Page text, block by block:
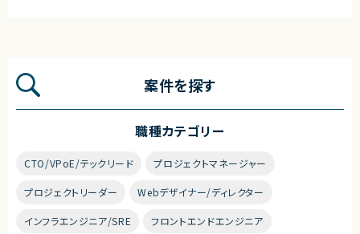
案件を探す
職種カテゴリー
CTO/VPoE/テックリード プロジェクトマネージャー
プロジェクトリーダー Webデザイナー/ディレクター
インフラエンジニア/SRE フロントエンドエンジニア